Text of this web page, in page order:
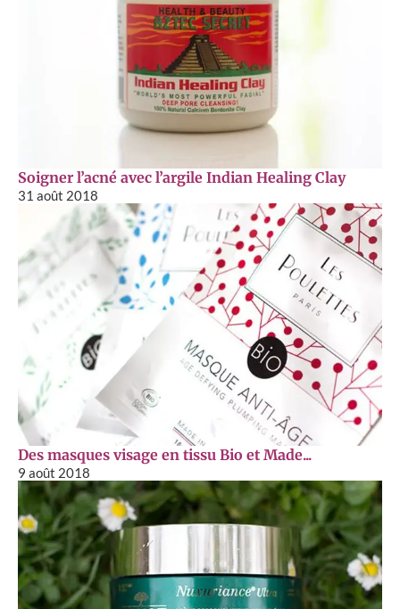
Soigner l’acné avec l’argile Indian Healing Clay
31 août 2018
Des masques visage en tissu Bio et Made...
9 août 2018